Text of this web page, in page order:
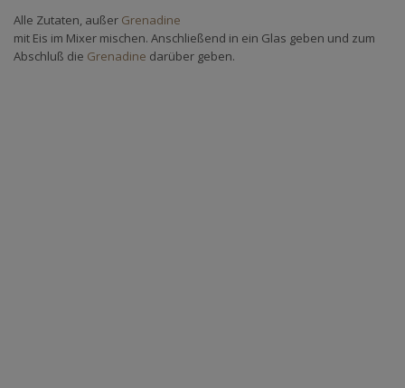
Alle Zutaten, außer Grenadine
mit Eis im Mixer mischen. Anschließend in ein Glas geben und zum
Abschluß die Grenadine darüber geben.